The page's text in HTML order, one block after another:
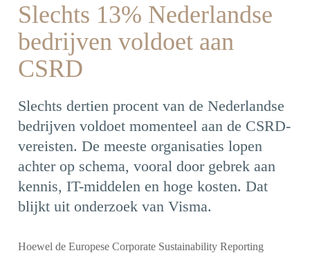
Slechts 13% Nederlandse
bedrijven voldoet aan
CSRD
Slechts dertien procent van de Nederlandse
bedrijven voldoet momenteel aan de CSRD-
vereisten. De meeste organisaties lopen
achter op schema, vooral door gebrek aan
kennis, IT-middelen en hoge kosten. Dat
blijkt uit onderzoek van Visma.
Hoewel de Europese Corporate Sustainability Reporting